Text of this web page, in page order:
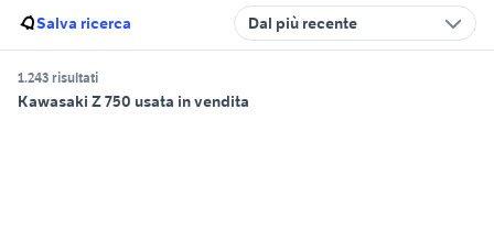
Salva ricerca Dal più recente
1.243 risultati
Kawasaki Z 750 usata in vendita